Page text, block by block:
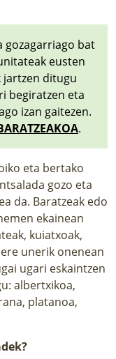
gozagarriago bat
eusten
jartzen ditugu
begiratzen eta
izan gaitezen.
.
eta bertako
gozo eta
da. Baratzeak edo
ekainean
kuiatxoak,
unerik onenean
ugari eskaintzen
albertxikoa,
platanoa,